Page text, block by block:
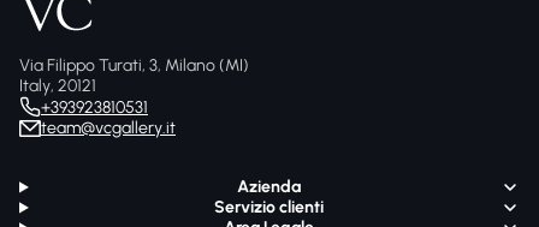
Via Filippo Turati, 3, Milano (MI)
Italy, 20121
+393923810531
team@vcgallery.it
Azienda
Servizio clienti